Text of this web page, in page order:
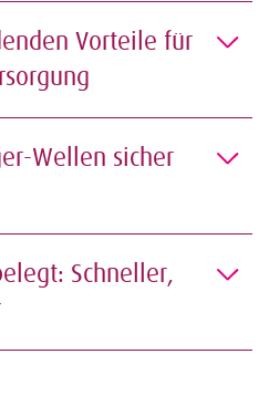
Vorteile für
Wellen sicher
Schneller,